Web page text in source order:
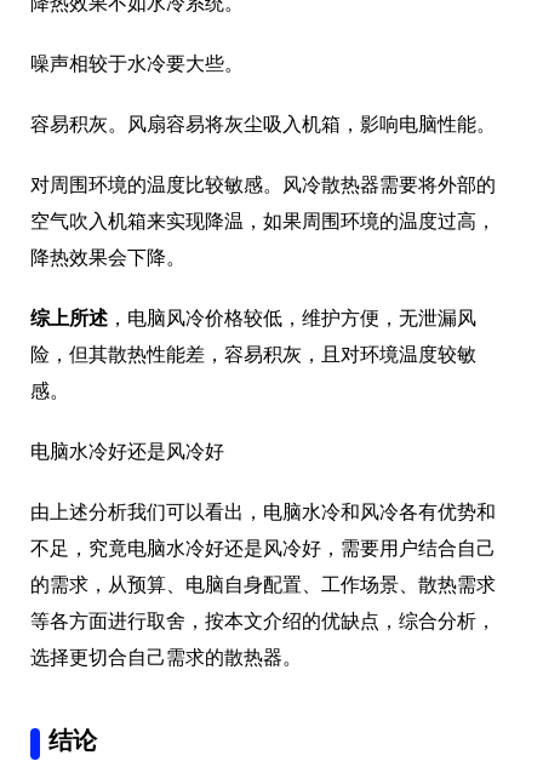
噪声相较于水冷要大些。
容易积灰。风扇容易将灰尘吸入机箱，影响电脑性能。
对周围环境的温度比较敏感。风冷散热器需要将外部的
空气吹入机箱来实现降温，如果周围环境的温度过高，
降热效果会下降。
综上所述 ，电脑风冷价格较低，维护方便，无泄漏风
险，但其散热性能差，容易积灰，且对环境温度较敏
感。
电脑水冷好还是风冷好
由上述分析我们可以看出，电脑水冷和风冷各有优势和
不足，究竟电脑水冷好还是风冷好，需要用户结合自己
的需求，从预算、电脑自身配置、工作场景、散热需求
等各方面进行取舍，按本文介绍的优缺点，综合分析，
选择更切合自己需求的散热器。
结论